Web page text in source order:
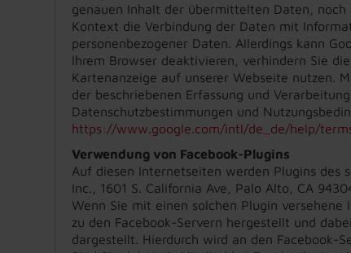
genauen Inhalt der übermittelten Daten,
Kontext die Verbindung der Daten mit
personenbezogener Daten. Allerdings kann
Ihrem Browser deaktivieren, verhindern Sie
Kartenanzeige auf unserer Webseite nutzen.
der beschriebenen Erfassung und
Datenschutzbestimmungen und
https://www.google.com/intl/de_de/help/
Verwendung von Facebook-Plugins
Auf diesen Internetseiten werden Plugins des
Inc., 1601 S. California Ave, Palo Alto, CA
Wenn Sie mit einen solchen Plugin
zu den Facebook-Servern hergestellt und
dargestellt. Hierdurch wird an den Facebook-